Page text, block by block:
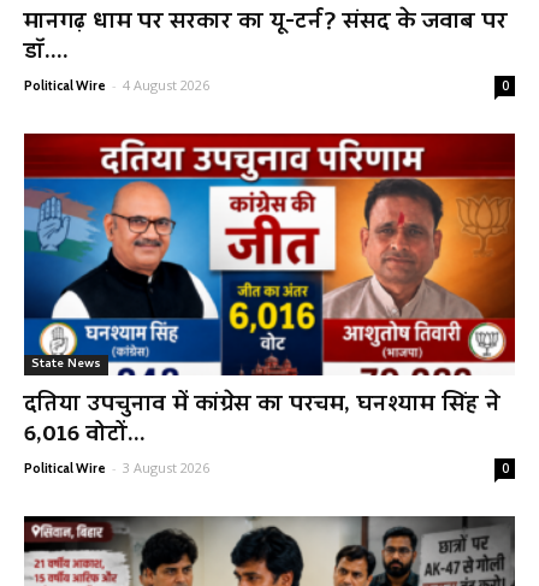
मानगढ़ धाम पर सरकार का यू-टर्न? संसद के जवाब पर
डॉ....
Political Wire - 4 August 2026 0
State News
दतिया उपचुनाव में कांग्रेस का परचम, घनश्याम सिंह ने
6,016 वोटों...
Political Wire - 3 August 2026 0